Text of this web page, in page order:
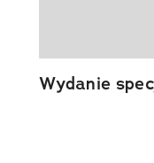
Wydanie